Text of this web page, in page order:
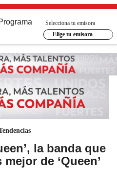
Selecciona tu emisora
Elige tu emisora
la banda que
de ‘Queen’